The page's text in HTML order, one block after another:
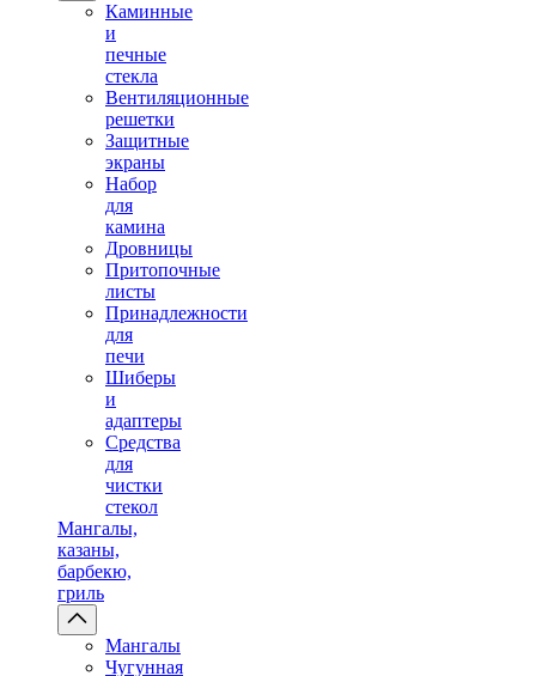
Каминные
и
печные
стекла
Вентиляционные
решетки
Защитные
экраны
Набор
для
камина
Дровницы
Притопочные
листы
Принадлежности
для
печи
Шиберы
и
адаптеры
Средства
для
чистки
стекол
Мангалы,
казаны,
барбекю,
гриль
Мангалы
Чугунная